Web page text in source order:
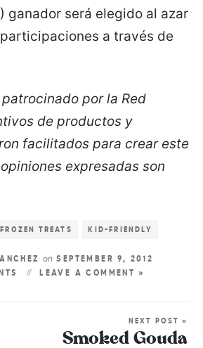
ganador será elegido al azar
a través de
por la Red
de productos y
facilitados para crear este
expresadas son
FROZEN TREATS KID-FRIENDLY
on SEPTEMBER 9, 2012
LEAVE A COMMENT »
NEXT POST »
Smoked Gouda